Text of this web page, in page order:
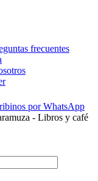
frecuentes
por WhatsApp
- Libros y café